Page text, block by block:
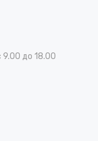
до 18.00